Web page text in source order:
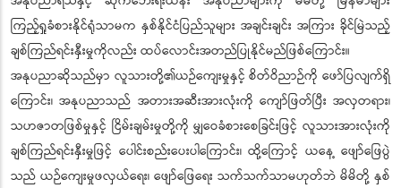
ကြည့်ရှုခံစားနိုင်ရုံသာမက နှစ်နိုင်ငံပြည်သူများ အချင်းချင်း အကြား ခိုင်မြဲသည့်
ချစ်ကြည်ရင်းနှီးမှုကိုလည်း ထပ်လောင်းအတည်ပြုနိုင်မည်ဖြစ်ကြောင်း။
အနုပညာဆိုသည်မှာ လူသားတို့၏ယဉ်ကျေးမှုနှင့် စိတ်ဝိညာဉ်ကို ဖော်ပြလျက်ရှိ
ကြောင်း၊ အနုပညာသည် အတားအဆီးအားလုံးကို ကျော်ဖြတ်ပြီး အလှတရား၊
သဟဇာတဖြစ်မှုနှင့် ငြိမ်းချမ်းမှုတို့ကို မျှဝေခံစားစေခြင်းဖြင့် လူသားအားလုံးကို
ချစ်ကြည်ရင်းနှီးမှုဖြင့် ပေါင်းစည်းပေးပါကြောင်း၊ ထို့ကြောင့် ယနေ့ ဖျော်ဖြေပွဲ
သည် ယဉ်ကျေးမှုဖလှယ်ရေး၊ ဖျော်ဖြေရေး သက်သက်သာမဟုတ်ဘဲ မိမိတို့ နှစ်